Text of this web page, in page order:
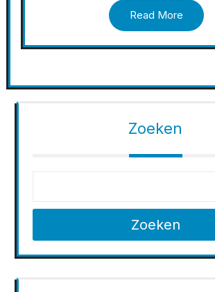
Read More
Zoeken
Zoeken